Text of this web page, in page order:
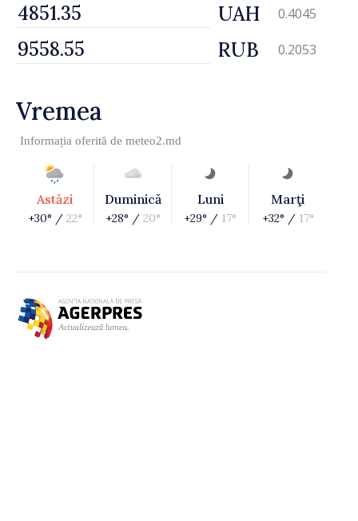
UAH 0.4045
RUB 0.2053
Vremea
Informația oferită de meteo2.md
Astăzi
+30° / 22°
Duminică
+28° / 20°
Luni
+29° / 17°
Marţi
+32° / 17°